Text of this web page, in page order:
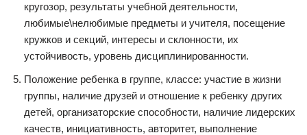
кругозор, результаты учебной деятельности,
любимые\нелюбимые предметы и учителя, посещение
кружков и секций, интересы и склонности, их
устойчивость, уровень дисциплинированности.
Положение ребенка в группе, классе: участие в жизни
группы, наличие друзей и отношение к ребенку других
детей, организаторские способности, наличие лидерских
качеств, инициативность, авторитет, выполнение